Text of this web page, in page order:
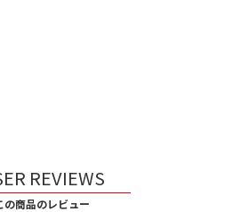
REVIEWS
の商品のレビュー